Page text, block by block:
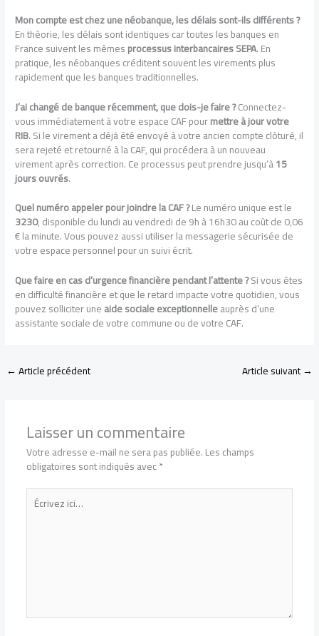
Mon compte est chez une néobanque, les délais sont-ils différents ?
En théorie, les délais sont identiques car toutes les banques en
France suivent les mêmesprocessus interbancaires SEPA. En
pratique, les néobanques créditent souvent les virements plus
rapidement que les banques traditionnelles.
J’ai changé de banque récemment, que dois-je faire ?Connectez-
vous immédiatement à votre espace CAF pourmettre à jour votre
RIB. Si le virement a déjà été envoyé à votre ancien compte clôturé, il
sera rejeté et retourné à la CAF, qui procédera à un nouveau
virement après correction. Ce processus peut prendre jusqu’à15
jours ouvrés.
Quel numéro appeler pour joindre la CAF ?Le numéro unique est le
3230, disponible du lundi au vendredi de 9h à 16h30 au coût de 0,06
€ la minute. Vous pouvez aussi utiliser la messagerie sécurisée de
votre espace personnel pour un suivi écrit.
Que faire en cas d’urgence financière pendant l’attente ?Si vous êtes
en difficulté financière et que le retard impacte votre quotidien, vous
pouvez solliciter uneaide sociale exceptionnelleauprès d’une
assistante sociale de votre commune ou de votre CAF.
←Article précédent Article suivant→
Laisser un commentaire
Votre adresse e-mail ne sera pas publiée.Les champs
obligatoires sont indiqués avec*
Écrivez
ici…